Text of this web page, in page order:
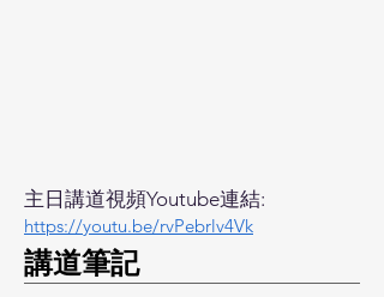
主日講道視頻Youtube連結:
https://youtu.be/rvPebrlv4Vk
​講道筆記